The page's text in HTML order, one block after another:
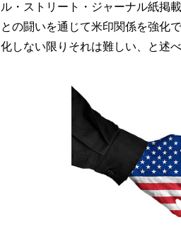
ル・ストリート・ジャーナル紙掲
との闘いを通じて米印関係を強化
化しない限りそれは難しい、と述